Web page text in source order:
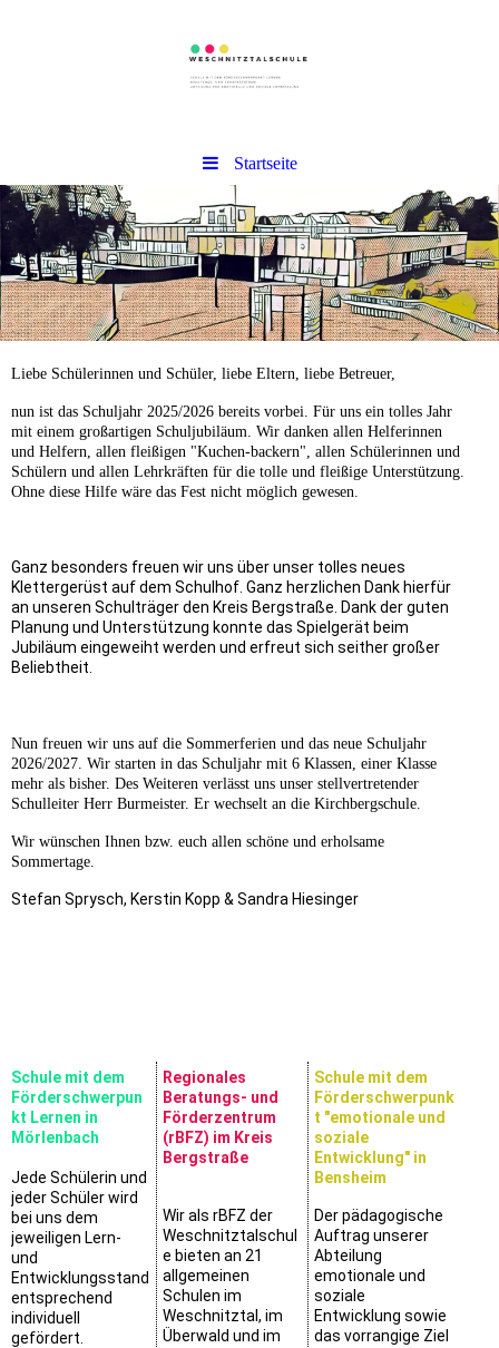
Startseite
Liebe Schülerinnen und Schüler, liebe Eltern, liebe Betreuer,
nun ist das Schuljahr 2025/2026 bereits vorbei. Für uns ein tolles Jahr
mit einem großartigen Schuljubiläum. Wir danken allen Helferinnen
und Helfern, allen fleißigen "Kuchen-backern", allen Schülerinnen und
Schülern und allen Lehrkräften für die tolle und fleißige Unterstützung.
Ohne diese Hilfe wäre das Fest nicht möglich gewesen.
Ganz besonders freuen wir uns über unser tolles neues
Klettergerüst auf dem Schulhof. Ganz herzlichen Dank hierfür
an unseren Schulträger den Kreis Bergstraße. Dank der guten
Planung und Unterstützung konnte das Spielgerät beim
Jubiläum eingeweiht werden und erfreut sich seither großer
Beliebtheit.
Nun freuen wir uns auf die Sommerferien und das neue Schuljahr
2026/2027. Wir starten in das Schuljahr mit 6 Klassen, einer Klasse
mehr als bisher. Des Weiteren verlässt uns unser stellvertretender
Schulleiter Herr Burmeister. Er wechselt an die Kirchbergschule.
Wir wünschen Ihnen bzw. euch allen schöne und erholsame
Sommertage.
Stefan Sprysch, Kerstin Kopp & Sandra Hiesinger
Schule mit dem
Förderschwerpun
kt Lernen in
Mörlenbach
Jede Schülerin und
jeder Schüler wird
bei uns dem
jeweiligen Lern-
und
Entwicklungsstand
entsprechend
individuell
gefördert.
Regionales
Beratungs- und
Förderzentrum
(rBFZ) im Kreis
Bergstraße
Wir als rBFZ der
Weschnitztalschul
e bieten an 21
allgemeinen
Schulen im
Weschnitztal, im
Überwald und im
Schule mit dem
Förderschwerpunk
t "emotionale und
soziale
Entwicklung" in
Bensheim
Der pädagogische
Auftrag unserer
Abteilung
emotionale und
soziale
Entwicklung sowie
das vorrangige Ziel